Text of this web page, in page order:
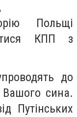
Польщі
КПП з
до
сина.
Путінських